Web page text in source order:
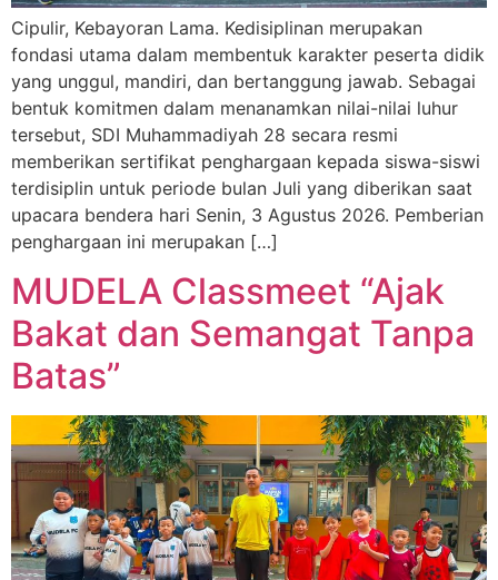
Cipulir, Kebayoran Lama. Kedisiplinan merupakan
fondasi utama dalam membentuk karakter peserta didik
yang unggul, mandiri, dan bertanggung jawab. Sebagai
bentuk komitmen dalam menanamkan nilai-nilai luhur
tersebut, SDI Muhammadiyah 28 secara resmi
memberikan sertifikat penghargaan kepada siswa-siswi
terdisiplin untuk periode bulan Juli yang diberikan saat
upacara bendera hari Senin, 3 Agustus 2026. Pemberian
penghargaan ini merupakan […]
MUDELA Classmeet “Ajak
Bakat dan Semangat Tanpa
Batas”